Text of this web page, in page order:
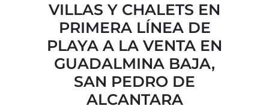
VILLAS Y CHALETS EN
PRIMERA LÍNEA DE
PLAYA A LA VENTA EN
GUADALMINA BAJA,
SAN PEDRO DE
ALCANTARA